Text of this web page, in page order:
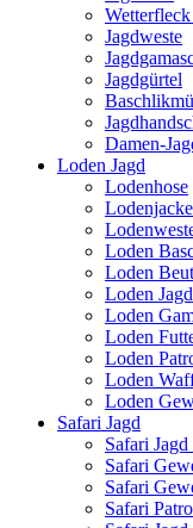
Jagdweste
Jagdgürtel
Damen-
Loden Jagd
Lodenhose
Loden
Loden
Loden
Loden
Loden
Loden
Loden
Loden
Safari Jagd
Safari
Safari
Safari
Safari